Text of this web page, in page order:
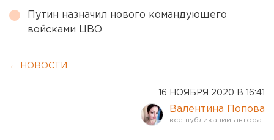
Путин назначил нового командующего
войсками ЦВО
← НОВОСТИ
16 НОЯБРЯ 2020 В 16:41
Валентина Попова